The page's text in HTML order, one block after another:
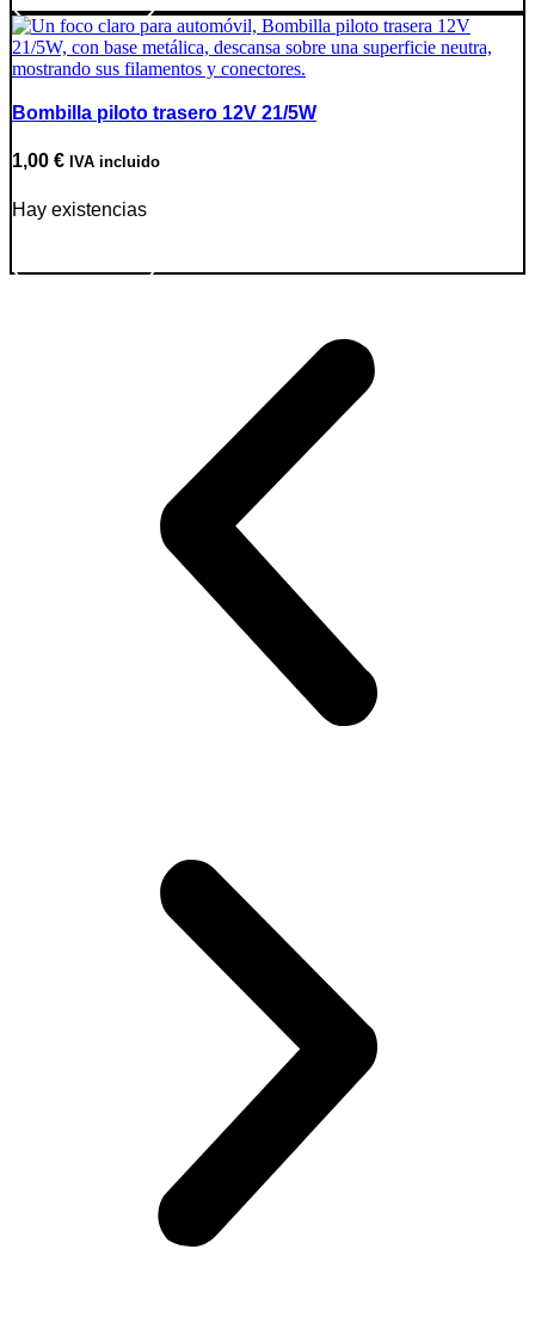
Bombilla piloto trasero 12V 21/5W
1,00 € IVA incluido
Hay existencias